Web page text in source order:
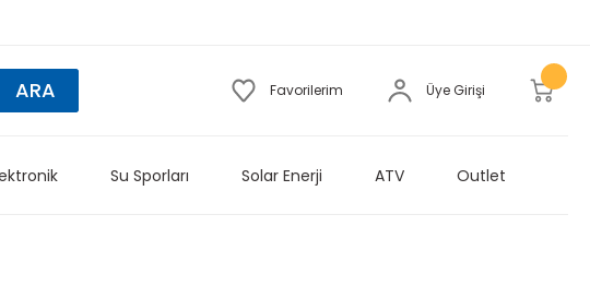
ARA Favorilerim Üye Girişi
Su Sporları Solar Enerji ATV Outlet